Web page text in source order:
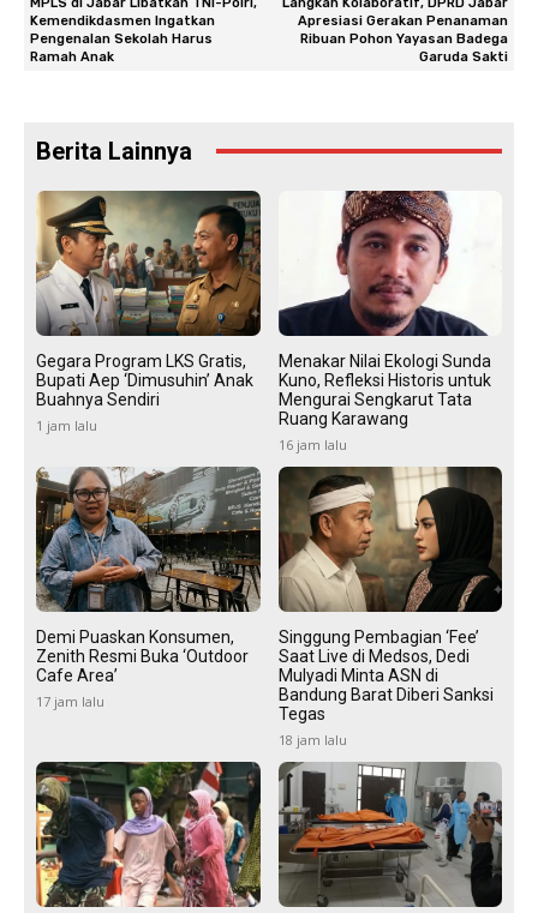
Kemendikdasmen Ingatkan
Pengenalan Sekolah Harus
Ramah Anak
Apresiasi Gerakan Penanaman
Ribuan Pohon Yayasan Badega
Garuda Sakti
Berita Lainnya
Gegara Program LKS Gratis,
Bupati Aep ‘Dimusuhin’ Anak
Buahnya Sendiri
1 jam lalu
Menakar Nilai Ekologi Sunda
Kuno, Refleksi Historis untuk
Mengurai Sengkarut Tata
Ruang Karawang
16 jam lalu
Demi Puaskan Konsumen,
Zenith Resmi Buka ‘Outdoor
Cafe Area’
17 jam lalu
Singgung Pembagian ‘Fee’
Saat Live di Medsos, Dedi
Mulyadi Minta ASN di
Bandung Barat Diberi Sanksi
Tegas
18 jam lalu